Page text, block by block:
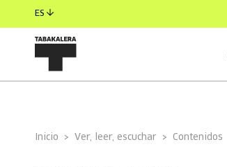
ES
Inicio Ver, leer, escuchar Contenidos